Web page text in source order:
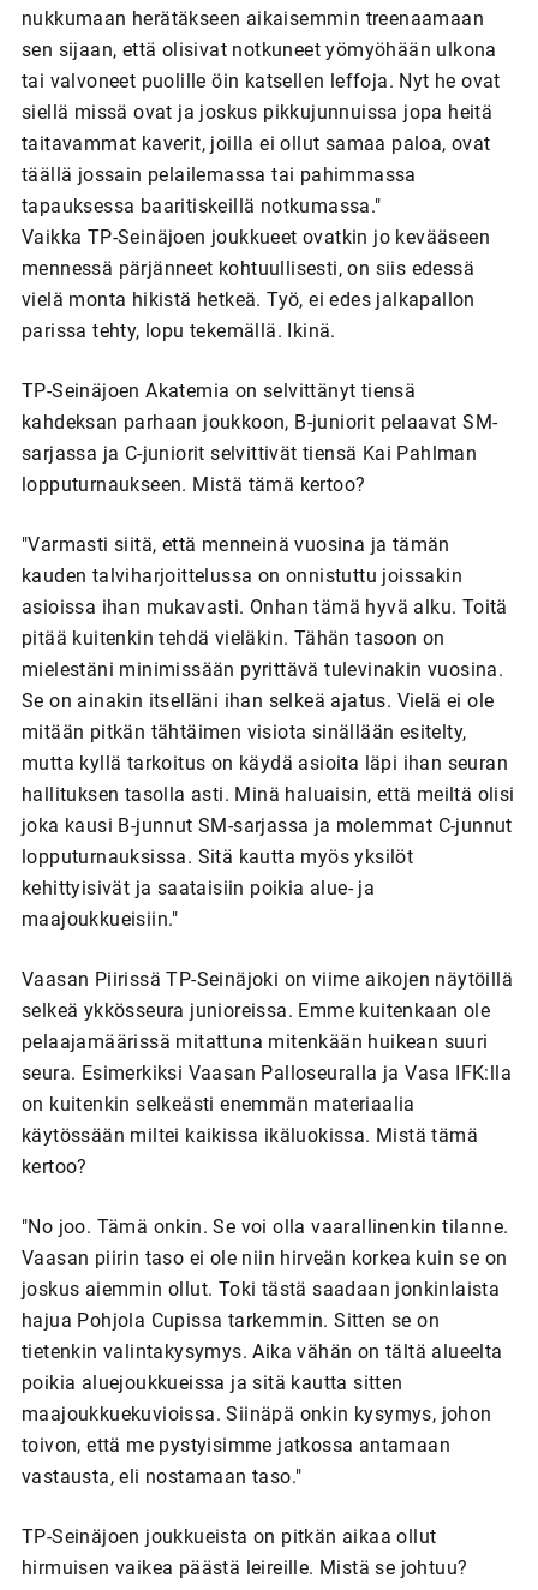
nukkumaan herätäkseen aikaisemmin treenaamaan
sen sijaan, että olisivat notkuneet yömyöhään ulkona
tai valvoneet puolille öin katsellen leffoja. Nyt he ovat
siellä missä ovat ja joskus pikkujunnuissa jopa heitä
taitavammat kaverit, joilla ei ollut samaa paloa, ovat
täällä jossain pelailemassa tai pahimmassa
tapauksessa baaritiskeillä notkumassa."
Vaikka TP-Seinäjoen joukkueet ovatkin jo kevääseen
mennessä pärjänneet kohtuullisesti, on siis edessä
vielä monta hikistä hetkeä. Työ, ei edes jalkapallon
parissa tehty, lopu tekemällä. Ikinä.
TP-Seinäjoen Akatemia on selvittänyt tiensä
kahdeksan parhaan joukkoon, B-juniorit pelaavat SM-
sarjassa ja C-juniorit selvittivät tiensä Kai Pahlman
lopputurnaukseen. Mistä tämä kertoo?
"Varmasti siitä, että menneinä vuosina ja tämän
kauden talviharjoittelussa on onnistuttu joissakin
asioissa ihan mukavasti. Onhan tämä hyvä alku. Toitä
pitää kuitenkin tehdä vieläkin. Tähän tasoon on
mielestäni minimissään pyrittävä tulevinakin vuosina.
Se on ainakin itselläni ihan selkeä ajatus. Vielä ei ole
mitään pitkän tähtäimen visiota sinällään esitelty,
mutta kyllä tarkoitus on käydä asioita läpi ihan seuran
hallituksen tasolla asti. Minä haluaisin, että meiltä olisi
joka kausi B-junnut SM-sarjassa ja molemmat C-junnut
lopputurnauksissa. Sitä kautta myös yksilöt
kehittyisivät ja saataisiin poikia alue- ja
maajoukkueisiin."
Vaasan Piirissä TP-Seinäjoki on viime aikojen näytöillä
selkeä ykkösseura junioreissa. Emme kuitenkaan ole
pelaajamäärissä mitattuna mitenkään huikean suuri
seura. Esimerkiksi Vaasan Palloseuralla ja Vasa IFK:lla
on kuitenkin selkeästi enemmän materiaalia
käytössään miltei kaikissa ikäluokissa. Mistä tämä
kertoo?
"No joo. Tämä onkin. Se voi olla vaarallinenkin tilanne.
Vaasan piirin taso ei ole niin hirveän korkea kuin se on
joskus aiemmin ollut. Toki tästä saadaan jonkinlaista
hajua Pohjola Cupissa tarkemmin. Sitten se on
tietenkin valintakysymys. Aika vähän on tältä alueelta
poikia aluejoukkueissa ja sitä kautta sitten
maajoukkuekuvioissa. Siinäpä onkin kysymys, johon
toivon, että me pystyisimme jatkossa antamaan
vastausta, eli nostamaan taso."
TP-Seinäjoen joukkueista on pitkän aikaa ollut
hirmuisen vaikea päästä leireille. Mistä se johtuu?